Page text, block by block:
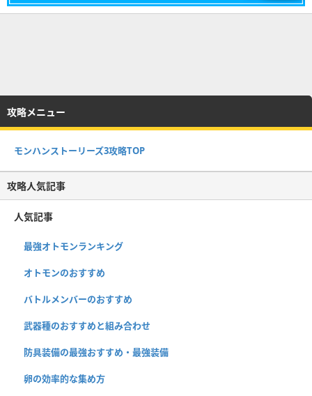
攻略メニュー
モンハンストーリーズ3攻略TOP
攻略人気記事
人気記事
最強オトモンランキング
オトモンのおすすめ
バトルメンバーのおすすめ
武器種のおすすめと組み合わせ
防具装備の最強おすすめ・最強装備
卵の効率的な集め方